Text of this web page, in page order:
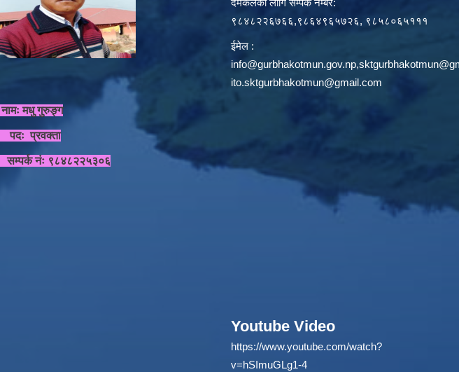
नामः मधु गुरुङ्ग
पदः प्रवक्ता
सम्पर्क नंः ९८४८२२५३०६
दमकलको लागि सम्पर्क नम्बर:
९८४८२२६७६६,९८६४९६५७२६, ९८५८०६५१११
ईमेल :
info@gurbhakotmun.gov.np,
ito.sktgurbhakotmun@gmail.com
Youtube Video
https://www.youtube.com/watch?
v=hSImuGLg1-4